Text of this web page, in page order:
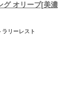
グ オリーブ[美濃
リーレスト